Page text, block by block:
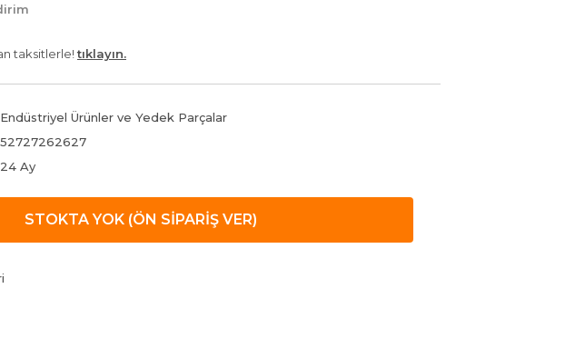
taksitlerle! tıklayın.
Endüstriyel Ürünler ve Yedek Parçalar
52727262627
24 Ay
STOKTA YOK (ÖN SİPARİŞ VER)